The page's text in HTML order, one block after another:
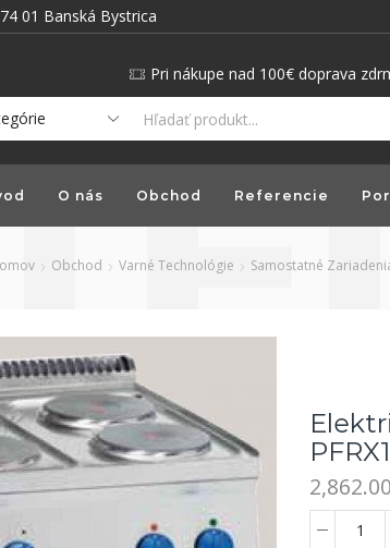
01 Banská Bystrica
Pri nákupe nad 100€ doprava
O nás Obchod Referencie
Obchod Varné Technológie Samostatné
2,862.00